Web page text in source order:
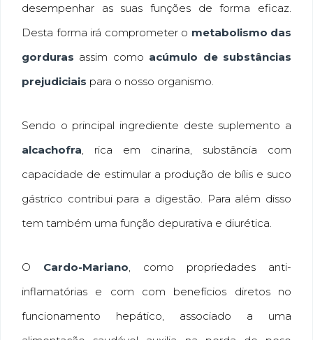
desempenhar as suas funções de forma eficaz.
Desta forma irá comprometer o metabolismo das
gorduras assim como acúmulo de substâncias
prejudiciais para o nosso organismo.
Sendo o principal ingrediente deste suplemento a
alcachofra , rica em cinarina, substância com
capacidade de estimular a produção de bílis e suco
gástrico contribui para a digestão. Para além disso
tem também uma função depurativa e diurética.
O Cardo-Mariano , como propriedades anti-
inflamatórias e com com benefícios diretos no
funcionamento hepático, associado a uma